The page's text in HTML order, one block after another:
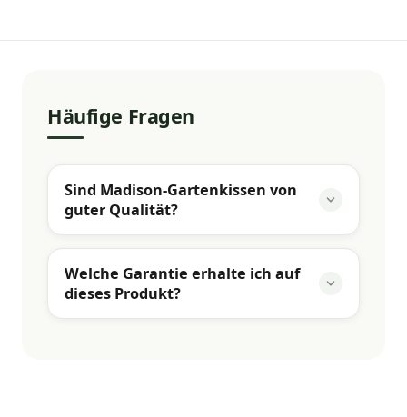
Häufige Fragen
Sind Madison-Gartenkissen von
guter Qualität?
Welche Garantie erhalte ich auf
dieses Produkt?